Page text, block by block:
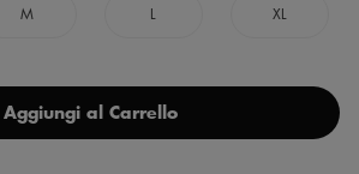
M L XL
Aggiungi al Carrello